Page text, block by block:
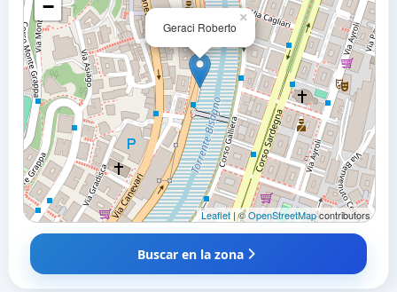
Geraci Roberto
×
−
Leaflet| ©OpenStreetMapcontributors
Buscar en la zona